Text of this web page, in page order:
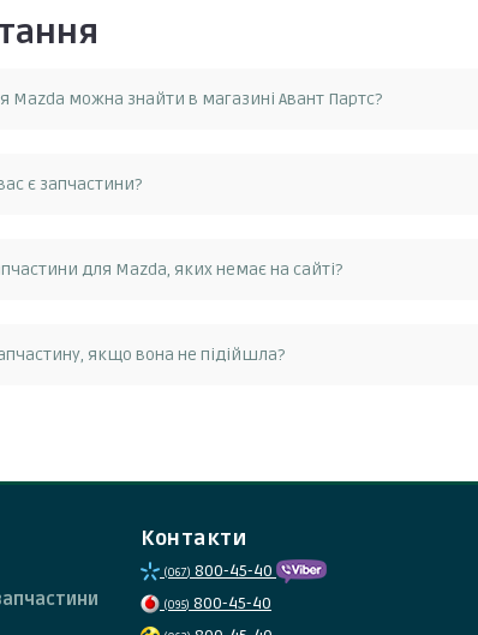
Mazda можна знайти в магазині Авант Партс?
є запчастини?
на мазда victor reinz, magneti marelli, bosch, mann,
для Mazda, яких немає на сайті?
якщо вона не підійшла?
Контакти
(067) 800-45-40
(095) 800-45-40